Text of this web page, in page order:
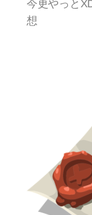
今更やっと
想